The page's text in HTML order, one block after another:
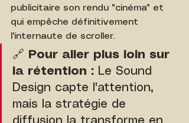
publicitaire son rendu "cinéma" et
qui empêche définitivement
l'internaute de scroller.
🔗
Pour aller plus loin sur
la rétention : Le Sound
Design capte l'attention,
mais la stratégie de